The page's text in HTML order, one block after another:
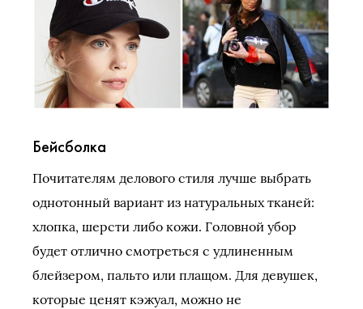
Бейсболка
Почитателям делового стиля лучше выбрать
однотонный вариант из натуральных тканей:
хлопка, шерсти либо кожи. Головной убор
будет отлично смотреться с удлиненным
блейзером, пальто или плащом. Для девушек,
которые ценят кэжуал, можно не